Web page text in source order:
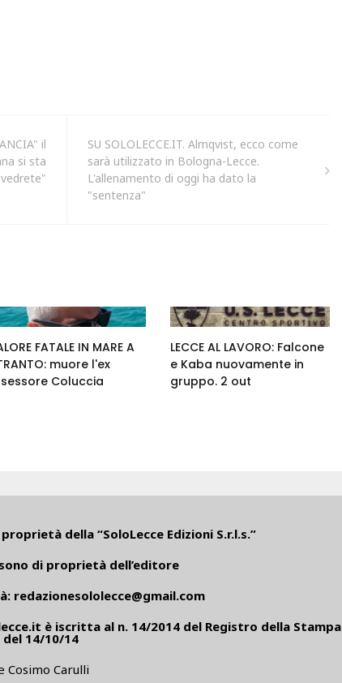
il
si sta
SU SOLOLECCE.IT. Almqvist, ecco come
sarà utilizzato in Bologna-Lecce.
L'allenamento di oggi ha dato la
"sentenza"
FATALE IN MARE A
muore l'ex
Coluccia
LECCE AL LAVORO: Falcone
e Kaba nuovamente in
gruppo. 2 out
della “SoloLecce Edizioni S.r.l.s.”
di proprietà dell’editore
redazionesololecce@gmail.com
è iscritta al n. 14/2014 del Registro della Stampa
del 14/10/14
Cosimo Carulli